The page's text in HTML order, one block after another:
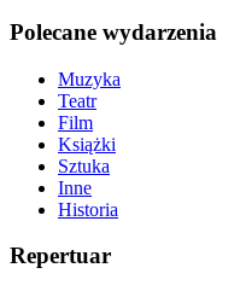
Polecane wydarzenia
Muzyka
Teatr
Film
Książki
Sztuka
Inne
Historia
Repertuar